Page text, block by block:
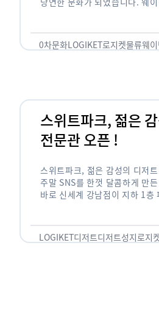
0차문화LOGIKET로지켓물류웨
스위트파크, 젊은
전문관 오픈 !
스위트파크, 젊은 감성의 디저
주말 SNS를 한껏 달콤하게 만
바로 신세계 강남점이 지하 1층
LOGIKET디저트디저트성지 로지